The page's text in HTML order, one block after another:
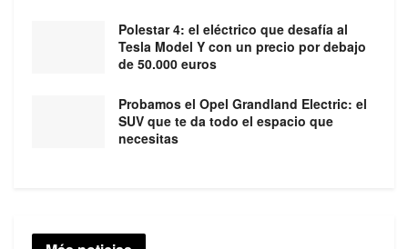
Polestar 4: el eléctrico que desafía al
Tesla Model Y con un precio por debajo
de 50.000 euros
Probamos el Opel Grandland Electric: el
SUV que te da todo el espacio que
necesitas